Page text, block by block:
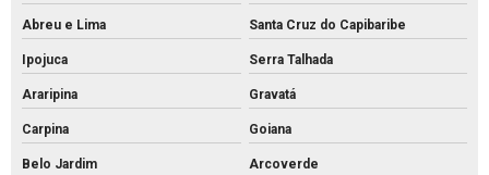
Abreu e Lima Santa Cruz do Capibaribe
Ipojuca Serra Talhada
Araripina Gravatá
Carpina Goiana
Belo Jardim Arcoverde